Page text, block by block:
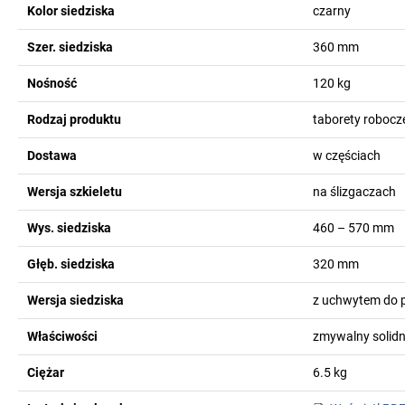
Kolor siedziska czarny
Szer. siedziska 360 mm
Nośność 120 kg
Rodzaj produktu taborety
Dostawa w częściach
Wersja szkieletu na ślizgaczach
Wys. siedziska 460 – 570 mm
Głęb. siedziska 320 mm
Wersja siedziska z uchwytem do
Właściwości zmywalny
Ciężar 6.5 kg